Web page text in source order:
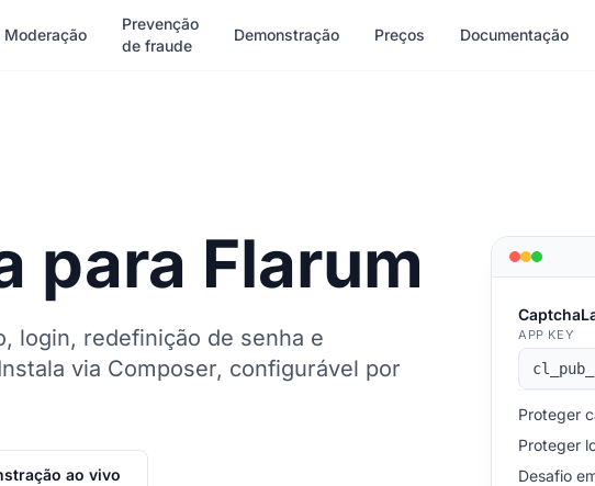
Moderação
Prevenção
de fraude
Demonstração Preços Documentação
para Flarum
login, redefinição de senha e
via Composer, configurável por
ao vivo
APP KEY
Proteger
Proteger
Desafio